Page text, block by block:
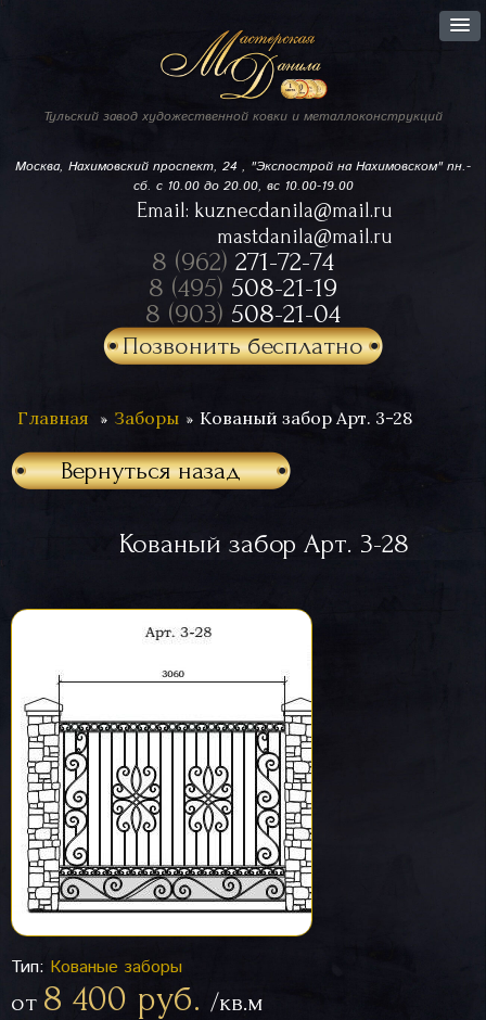
Тульский завод художественной ковки и металлоконструкций
Москва, Нахимовский проспект, 24 , "Экспострой на Нахимовском"пн.-
сб. с 10.00 до 20.00, вс 10.00-19.00
Email: kuznecdanila@mail.ru
mastdanila@mail.ru
8 (962) 271-72-74
8 (495) 508-21-19
8 (903) 508-21-04
Позвонить бесплатно
Главная Заборы Кованый забор Арт. 3-28
Вернуться назад
Кованый забор Арт. 3-28
Тип: Кованые заборы
от 8 400 руб. /кв.м